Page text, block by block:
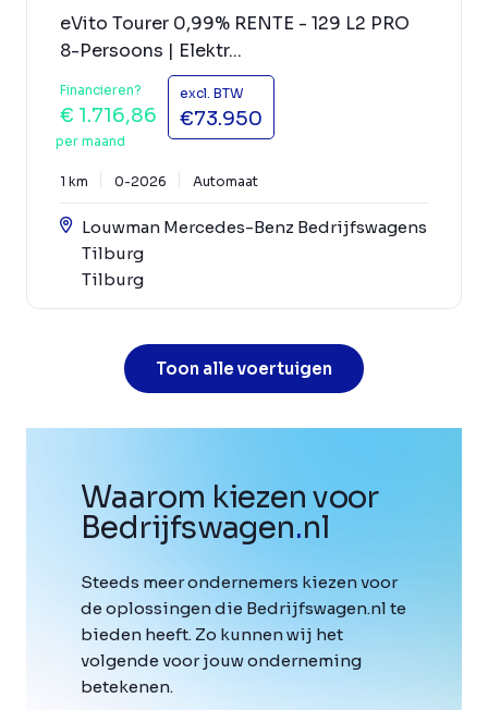
eVito Tourer 0,99% RENTE - 129 L2 PRO
8-Persoons | Elektr...
Financieren?
€ 1.716,86
per maand
excl. BTW
€73.950
1 km 0-2026 Automaat
Louwman Mercedes-Benz Bedrijfswagens
Tilburg
Tilburg
Toon alle voertuigen
Waarom kiezen voor
Bedrijfswagen.nl
Steeds meer ondernemers kiezen voor
de oplossingen die Bedrijfswagen.nl te
bieden heeft. Zo kunnen wij het
volgende voor jouw onderneming
betekenen.